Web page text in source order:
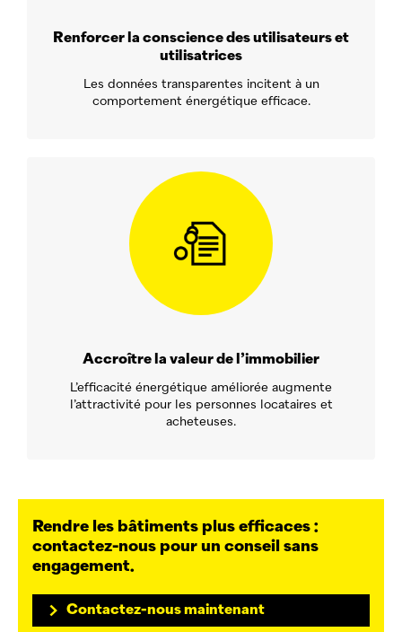
Renforcer la conscience des utilisateurs et
utilisatrices
Les données transparentes incitent à un
comportement énergétique efficace.
Accroître la valeur de l’immobilier
L’efficacité énergétique améliorée augmente
l’attractivité pour les personnes locataires et
acheteuses.
Rendre les bâtiments plus efficaces :
contactez-nous pour un conseil sans
engagement.
Contactez-nous maintenant